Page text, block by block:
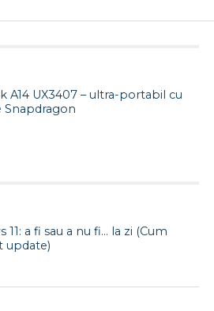
A14 UX3407 – ultra-portabil cu
Snapdragon
11: a fi sau a nu fi… la zi (Cum
update)